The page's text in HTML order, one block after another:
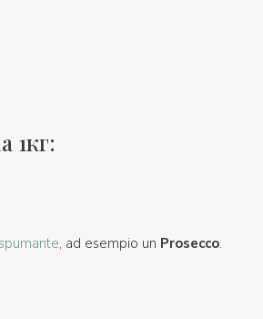
1кг:
, ad esempio un Prosecco.